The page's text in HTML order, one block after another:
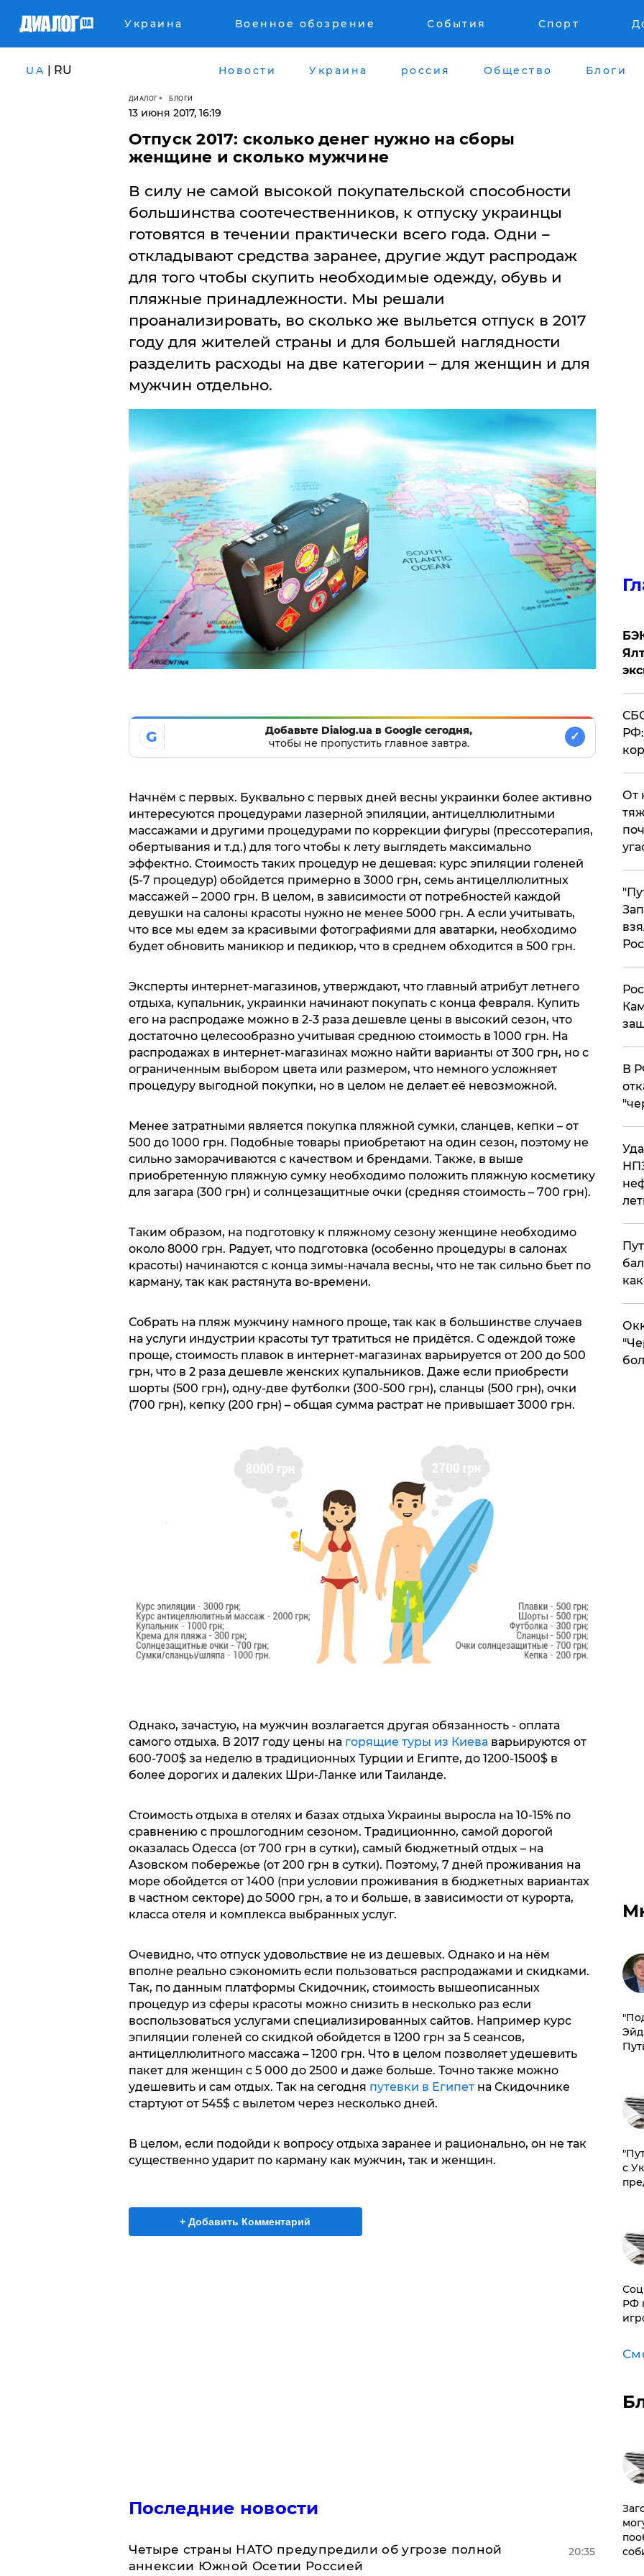
Украина Военное обозрение События Спорт
UA | RU Новости Украина россия Общество Блоги
ДИАЛОГ БЛОГИ
13 июня 2017, 16:19
Отпуск 2017: сколько денег нужно на сборы
женщине и сколько мужчине
В силу не самой высокой покупательской способности
большинства соотечественников, к отпуску украинцы
готовятся в течении практически всего года. Одни –
откладывают средства заранее, другие ждут распродаж
для того чтобы скупить необходимые одежду, обувь и
пляжные принадлежности. Мы решали
проанализировать, во сколько же выльется отпуск в 2017
году для жителей страны и для большей наглядности
разделить расходы на две категории – для женщин и для
мужчин отдельно.
G
Добавьте Dialog.ua в Google сегодня,
чтобы не пропустить главное завтра.
✓
Начнём с первых. Буквально с первых дней весны украинки более активно
интересуются процедурами лазерной эпиляции, антицеллюлитными
массажами и другими процедурами по коррекции фигуры (прессотерапия,
обертывания и т.д.) для того чтобы к лету выглядеть максимально
эффектно. Стоимость таких процедур не дешевая: курс эпиляции голеней
(5-7 процедур) обойдется примерно в 3000 грн, семь антицеллюлитных
массажей – 2000 грн. В целом, в зависимости от потребностей каждой
девушки на салоны красоты нужно не менее 5000 грн. А если учитывать,
что все мы едем за красивыми фотографиями для аватарки, необходимо
будет обновить маникюр и педикюр, что в среднем обходится в 500 грн.
Эксперты интернет-магазинов, утверждают, что главный атрибут летнего
отдыха, купальник, украинки начинают покупать с конца февраля. Купить
его на распродаже можно в 2-3 раза дешевле цены в высокий сезон, что
достаточно целесообразно учитывая среднюю стоимость в 1000 грн. На
распродажах в интернет-магазинах можно найти варианты от 300 грн, но с
ограниченным выбором цвета или размером, что немного усложняет
процедуру выгодной покупки, но в целом не делает её невозможной.
Менее затратными является покупка пляжной сумки, сланцев, кепки – от
500 до 1000 грн. Подобные товары приобретают на один сезон, поэтому не
сильно заморачиваются с качеством и брендами. Также, в выше
приобретенную пляжную сумку необходимо положить пляжную косметику
для загара (300 грн) и солнцезащитные очки (средняя стоимость – 700 грн).
Таким образом, на подготовку к пляжному сезону женщине необходимо
около 8000 грн. Радует, что подготовка (особенно процедуры в салонах
красоты) начинаются с конца зимы-начала весны, что не так сильно бьет по
карману, так как растянута во-времени.
Собрать на пляж мужчину намного проще, так как в большинстве случаев
на услуги индустрии красоты тут тратиться не придётся. С одеждой тоже
проще, стоимость плавок в интернет-магазинах варьируется от 200 до 500
грн, что в 2 раза дешевле женских купальников. Даже если приобрести
шорты (500 грн), одну-две футболки (300-500 грн), сланцы (500 грн), очки
(700 грн), кепку (200 грн) – общая сумма растрат не привышает 3000 грн.
Однако, зачастую, на мужчин возлагается другая обязанность - оплата
самого отдыха. В 2017 году цены на горящие туры из Киеваварьируются от
600-700$ за неделю в традиционных Турции и Египте, до 1200-1500$ в
более дорогих и далеких Шри-Ланке или Таиланде.
Стоимость отдыха в отелях и базах отдыха Украины выросла на 10-15% по
сравнению с прошлогодним сезоном. Традиционнно, самой дорогой
оказалась Одесса (от 700 грн в сутки), самый бюджетный отдых – на
Азовском побережье (от 200 грн в сутки). Поэтому, 7 дней проживания на
море обойдется от 1400 (при условии проживания в бюджетных вариантах
в частном секторе) до 5000 грн, а то и больше, в зависимости от курорта,
класса отеля и комплекса выбранных услуг.
Очевидно, что отпуск удовольствие не из дешевых. Однако и на нём
вполне реально сэкономить если пользоваться распродажами и скидками.
Так, по данным платформы Скидочник, стоимость вышеописанных
процедур из сферы красоты можно снизить в несколько раз если
воспользоваться услугами специализированных сайтов. Например курс
эпиляции голеней со скидкой обойдется в 1200 грн за 5 сеансов,
антицеллюлитного массажа – 1200 грн. Что в целом позволяет удешевить
пакет для женщин с 5 000 до 2500 и даже больше. Точно также можно
удешевить и сам отдых. Так на сегодня путевки в Египетна Скидочнике
стартуют от 545$ с вылетом через несколько дней.
В целом, если подойди к вопросу отдыха заранее и рационально, он не так
существенно ударит по карману как мужчин, так и женщин.
+ Добавить Комментарий
Последние новости
Четыре страны НАТО предупредили об угрозе полной
аннексии Южной Осетии Россией
20:35
От
​В
с
РФ